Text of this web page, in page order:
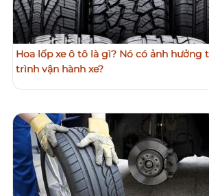
Hoa lốp xe ô tô là gì? Nó có ảnh hưởng
trình vận hành xe?